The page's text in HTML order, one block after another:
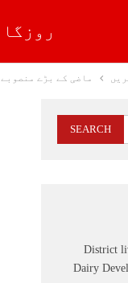
ماضی کے بڑے
District
Dairy